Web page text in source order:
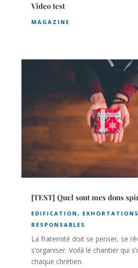
Video test
MAGAZINE
[TEST] Quel sont mes dons
EDIFICATION , EXHORTATIONS
RESPONSABLES
La fraternité doit se penser, se
s’organiser. Voilà le chantier qui
chaque chrétien.